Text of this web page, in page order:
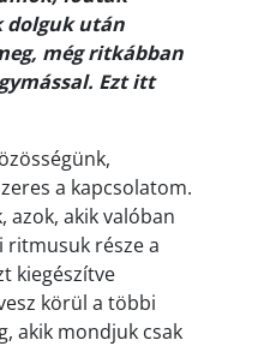
dolguk után
még ritkábban
Ezt itt
a kapcsolatom.
azok, akik valóban
ritmusuk része a
kiegészítve
körül a többi
akik mondjuk csak